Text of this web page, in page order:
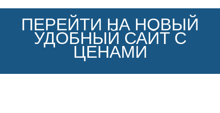
ПЕРЕЙТИ НА НОВЫЙ
УДОБНЫЙ САЙТ С
ЦЕНАМИ